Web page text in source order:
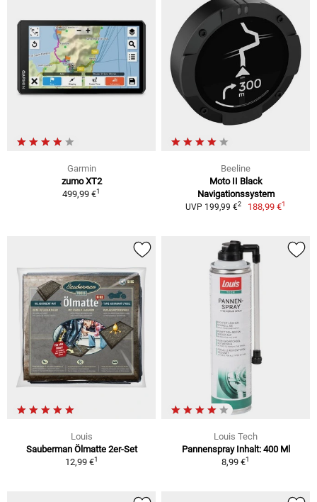
Garmin
zumo XT2
499,99 €1
Beeline
Moto II Black
Navigationssystem
UVP 199,99 €2 188,99 €1
Louis
Sauberman Ölmatte 2er-Set
12,99 €1
Louis Tech
Pannenspray Inhalt: 400 Ml
8,99 €1